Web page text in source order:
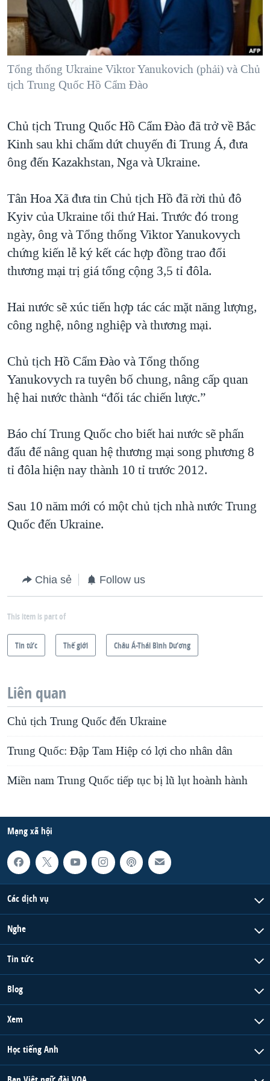
"Tìm"NGƯỜI VIỆT HẢI NGOẠI
ĐỜI SỐNG
KINH TẾ
KHOA HỌC
VĂN HOÁ
THỂ THAO
GIÁO DỤC
HÀNH TRÌNH BẦU CỬ 2024
MỘT NĂM CHIẾN TRANH TẠI DẢI GAZA
GIẢI MÃ VÀNH ĐAI & CON ĐƯỜNG
NGÀY TỊ NẠN THẾ GIỚI
GROUND ZERO – XƯA VÀ NAY
CHI PHÍ CHIẾN TRANH AFGHANISTAN
THƯỢNG ĐỈNH TRUMP-KIM TẠI VIỆT NAM
TRỊNH VĨNH BÌNH VS. CHÍNH PHỦ VIỆT NAM
NGƯ DÂN VIỆT VÀ LÀN SÓNG TRỘM HẢI SÂM
BÊN KIA QUỐC LỘ: TIẾNG VỌNG TỪ NÔNG THÔN MỸ
VIDEO
NGHE
MẠNG XÃ HỘI
Ngôn ngữ khác
Tổng thống Ukraine Viktor Yanukovich (phải) và Chủ
tịch Trung Quốc Hồ Cẩm Ðào
Chủ tịch Trung Quốc Hồ Cẩm Đào đã trở về Bắc
Kinh sau khi chấm dứt chuyến đi Trung Á, đưa
ông đến Kazakhstan, Nga và Ukraine.
Tân Hoa Xã đưa tin Chủ tịch Hồ đã rời thủ đô
Kyiv của Ukraine tối thứ Hai. Trước đó trong
ngày, ông và Tổng thống Viktor Yanukovych
chứng kiến lễ ký kết các hợp đồng trao đổi
thương mại trị giá tổng cộng 3,5 tỉ đôla.
Hai nước sẽ xúc tiến hợp tác các mặt năng lượng,
công nghệ, nông nghiệp và thương mại.
Chủ tịch Hồ Cẩm Đào và Tổng thống
Yanukovych ra tuyên bố chung, nâng cấp quan
hệ hai nước thành “đối tác chiến lược.”
Báo chí Trung Quốc cho biết hai nước sẽ phấn
đấu để nâng quan hệ thương mại song phương 8
tỉ đôla hiện nay thành 10 tỉ trước 2012.
Sau 10 năm mới có một chủ tịch nhà nước Trung
Quốc đến Ukraine.
Chia sẻ Follow us
This item is part of
Tin tức Thế giới Châu Á-Thái Bình Dương
Liên quan
Chủ tịch Trung Quốc đến Ukraine
Trung Quốc: Đập Tam Hiệp có lợi cho nhân dân
Miền nam Trung Quốc tiếp tục bị lũ lụt hoành hành
Mạng xã hội
Các dịch vụ
Nghe
Tin tức
Blog
Xem
Học tiếng Anh